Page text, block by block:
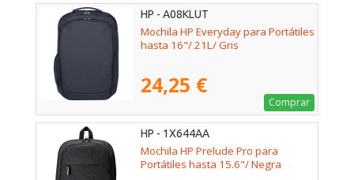
HP - A08KLUT
Mochila HP Everyday para Portátiles
hasta 16"/ 21L/ Gris
24,25 €
Comprar
HP - 1X644AA
Mochila HP Prelude Pro para
Portátiles hasta 15.6"/ Negra